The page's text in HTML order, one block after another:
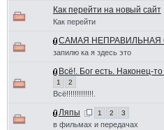
Как перейти на новый сайт
Как перейти
САМАЯ НЕПРАВИЛЬНАЯ
запилю ка я здесь это
Всё!. Бог есть. Наконец-
1 2
Всё!!!!!!!!!!!!!.
Ляпы 1 2 3
в фильмах и передачах